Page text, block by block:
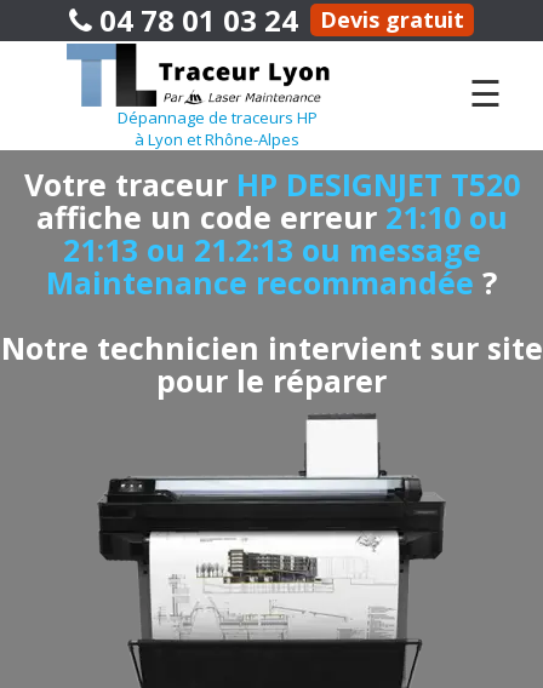
04 78 01 03 24 Devis gratuit
Dépannage de traceurs HP
à Lyon et Rhône-Alpes
☰
Votre traceur HP DESIGNJET T520
affiche un code erreur 21:10 ou
21:13 ou 21.2:13 ou message
Maintenance recommandée ?
Notre technicien intervient sur site
pour le réparer